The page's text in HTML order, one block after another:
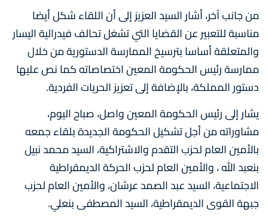
من جانب آخر، أشار السيد العزيز إلى أن اللقاء شكل أيضا
مناسبة للتعبير عن القضايا التي تشغل تحالف فيدرالية اليسار
والمتعلقة أساسا بترسيخ الممارسة الدستورية من خلال
ممارسة رئيس الحكومة المعين اختصاصاته كما نص عليها
دستور المملكة، بالإضافة إلى تعزيز الحريات الفردية.
يشار إلى رئيس الحكومة المعين واصل، صباح اليوم،
مشاوراته من أجل تشكيل الحكومة الجديدة بلقاء جمعه
بالأمين العام لحزب التقدم والاشتراكية، السيد محمد نبيل
بنعبد الله ، والأمين العام لحزب الحركة الديمقراطية
الاجتماعية، السيد عبد الصمد عرشان، والأمين العام لحزب
جبهة القوى الديمقراطية، السيد المصطفى بنعلي.